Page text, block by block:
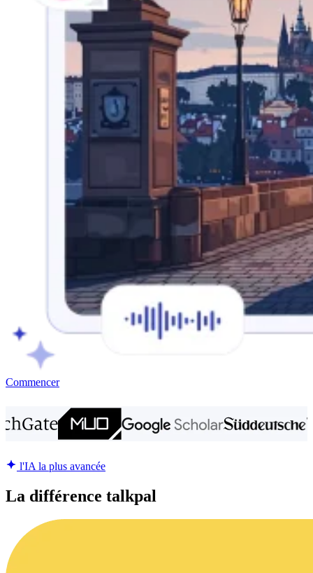
Commencer
l'IA la plus avancée
La différence talkpal